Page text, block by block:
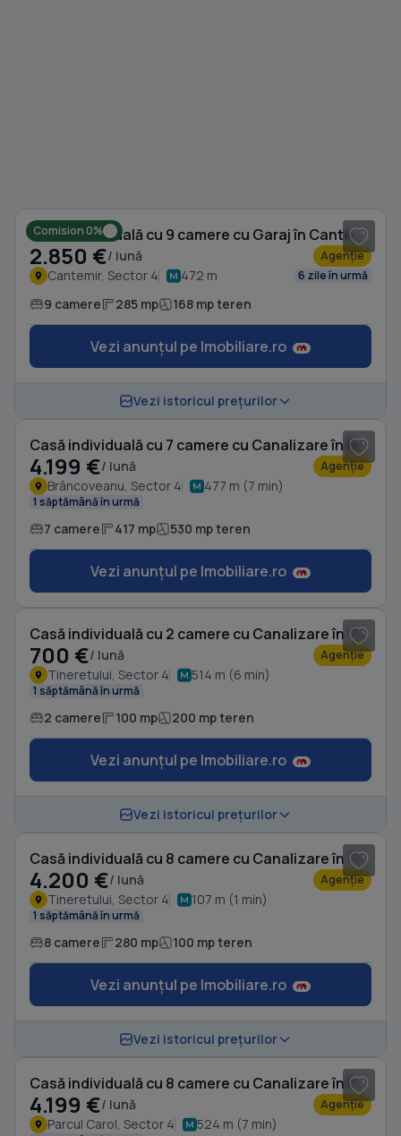
Comision 0% Casă individuală cu 9 camere cu Garaj în Cantemir
2.850 €/ lună Agenție
Cantemir, Sector 4 472 m 6 zile în urmă
9 camere 285 mp 168 mp teren
Vezi anunțul pe Imobiliare.ro
Vezi istoricul prețurilor
Casă individuală cu 7 camere cu Canalizare în Brâncoveanu
4.199 €/ lună Agenție
Brâncoveanu, Sector 4 477 m (7 min)
1 săptămână în urmă
7 camere 417 mp 530 mp teren
Vezi anunțul pe Imobiliare.ro
Casă individuală cu 2 camere cu Canalizare în Tineretului
700 €/ lună Agenție
Tineretului, Sector 4 514 m (6 min)
1 săptămână în urmă
2 camere 100 mp 200 mp teren
Vezi anunțul pe Imobiliare.ro
Vezi istoricul prețurilor
Casă individuală cu 8 camere cu Canalizare în Tineretului
4.200 €/ lună Agenție
Tineretului, Sector 4 107 m (1 min)
1 săptămână în urmă
8 camere 280 mp 100 mp teren
Vezi anunțul pe Imobiliare.ro
Vezi istoricul prețurilor
Casă individuală cu 8 camere cu Canalizare în Parcul Carol
4.199 €/ lună Agenție
Parcul Carol, Sector 4 524 m (7 min)